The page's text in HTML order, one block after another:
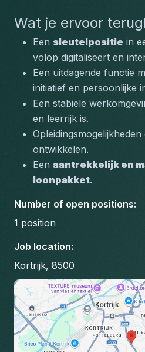
Wat je ervoor
Een sleutelpositie in
volop digitaliseert en
Een uitdagende functie
initiatief en persoonlijke
Een stabiele
en leerrijk is.
ontwikkelen.
Een aantrekkelijk en
loonpakket.
Number of open positions:
1 position
Job location:
Kortrijk, 8500